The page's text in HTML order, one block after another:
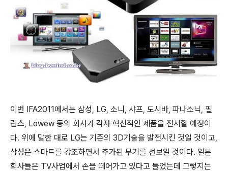
이번 IFA2011에서는 삼성, LG, 소니, 샤프, 도시바, 파나소닉, 필
립스, Lowew 등의 회사가 각자 혁신적인 제품을 전시할 예정이
다. 위에 말한 대로 LG는 기존의 3D기술을 발전시킨 것일 것이고,
삼성은 스마트를 강조하면서 추가된 무기를 선보일 것이다. 일본
회사들은 TV사업에서 손을 떼어가고 있다고 들었는데 그렇지는